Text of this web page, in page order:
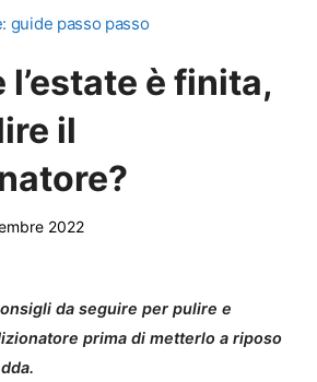
guide passo passo
l’estate è finita,
il
2022
da seguire per pulire e
prima di metterlo a riposo